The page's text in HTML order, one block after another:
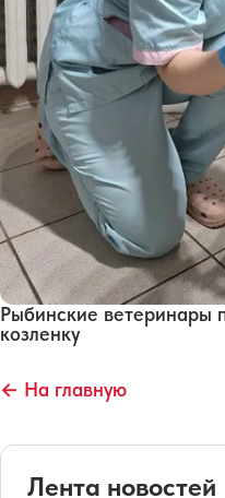
Рыбинские ветеринары
козленку
← На главную
Лента новостей